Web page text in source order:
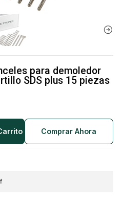
para demoledor
SDS plus 15 piezas
Comprar Ahora